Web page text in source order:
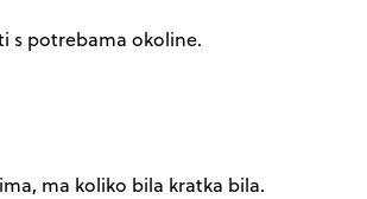
s potrebama okoline.
ma koliko bila kratka bila.